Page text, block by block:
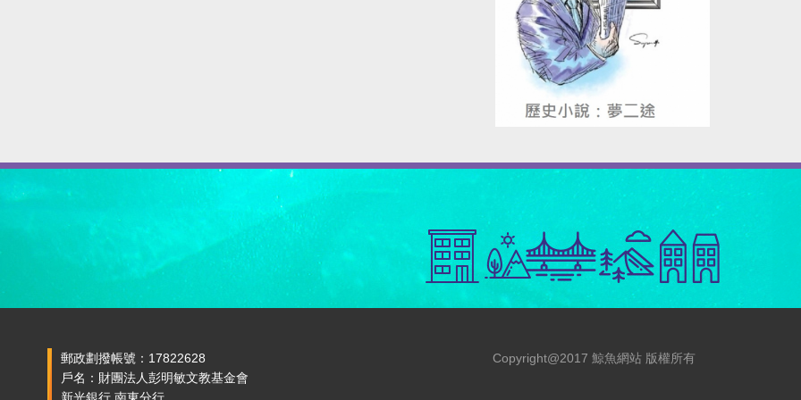
郵政劃撥帳號：17822628
戶名：財團法人彭明敏文教基金會
新光銀行 南東分行
Copyright@2017 鯨魚網站 版權所有